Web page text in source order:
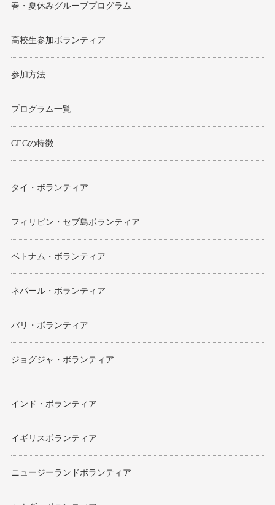
春・夏休みグループプログラム
高校生参加ボランティア
参加方法
プログラム一覧
CECの特徴
タイ・ボランティア
フィリピン・セブ島ボランティア
ベトナム・ボランティア
ネパール・ボランティア
バリ・ボランティア
ジョグジャ・ボランティア
インド・ボランティア
イギリスボランティア
ニュージーランドボランティア